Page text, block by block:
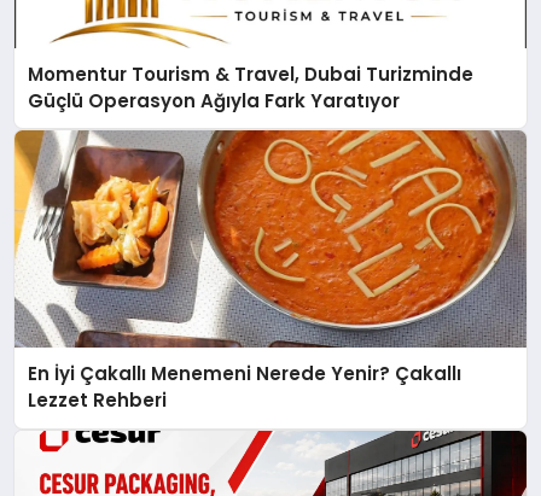
Momentur Tourism & Travel, Dubai Turizminde
Güçlü Operasyon Ağıyla Fark Yaratıyor
En İyi Çakallı Menemeni Nerede Yenir? Çakallı
Lezzet Rehberi